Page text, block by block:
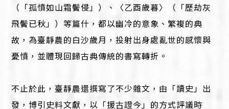
（「孤憤如山霜鬢侵」）、〈乙酉歲暮〉（「歷劫灰
飛鬢已秋」）等篇什，都以幽冷的意象、繁複的典
故，為臺靜農的白沙歲月，投射出身處亂世的感懷與
憂憤，並體現回歸古典傳統的書寫轉折。
不止於此，臺靜農還撰寫了不少雜文，由「讀史」出
發，博引史料文獻，以「援古證今」的方式評議時